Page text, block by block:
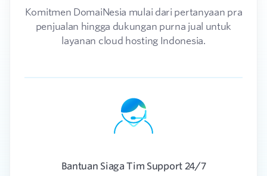
Komitmen DomaiNesia mulai dari pertanyaan pra
penjualan hingga dukungan purna jual untuk
layanan cloud hosting Indonesia.
Bantuan Siaga Tim Support 24/7